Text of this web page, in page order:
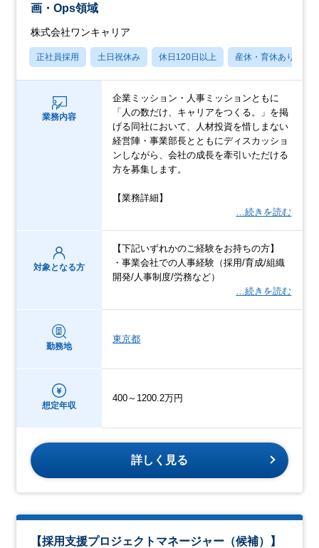
画・Ops領域
株式会社ワンキャリア
正社員採用 土日祝休み 休日120日以上 産休・育休あり
業務内容
企業ミッション・人事ミッションともに
「人の数だけ、キャリアをつくる。」を掲
げる同社において、人材投資を惜しまない
経営陣・事業部長とともにディスカッショ
ンしながら、会社の成長を牽引いただける
方を募集します。
【業務詳細】
…続きを読む
対象となる方
【下記いずれかのご経験をお持ちの方】
・事業会社での人事経験（採用/育成/組織
開発/人事制度/労務など）
…続きを読む
勤務地
東京都
想定年収
400～1200.2万円
詳しく見る
【採用支援プロジェクトマネージャー（候補）】